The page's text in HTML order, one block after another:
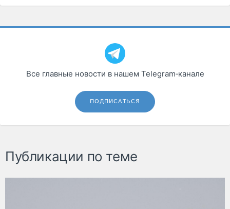
Все главные новости в нашем Telegram‑канале
ПОДПИСАТЬСЯ
Публикации по теме